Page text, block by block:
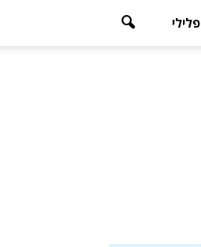
פלילי